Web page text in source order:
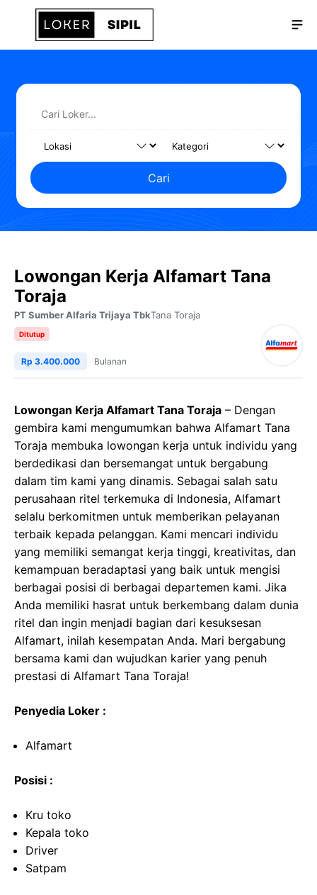
Langsung
Cari
Lowongan Kerja Alfamart Tana
Toraja
PT Sumber Alfaria Trijaya TbkTana Toraja
Ditutup
Rp 3.400.000 Bulanan
Lowongan Kerja Alfamart Tana Toraja – Dengan
gembira kami mengumumkan bahwa Alfamart Tana
Toraja membuka lowongan kerja untuk individu yang
berdedikasi dan bersemangat untuk bergabung
dalam tim kami yang dinamis. Sebagai salah satu
perusahaan ritel terkemuka di Indonesia, Alfamart
selalu berkomitmen untuk memberikan pelayanan
terbaik kepada pelanggan. Kami mencari individu
yang memiliki semangat kerja tinggi, kreativitas, dan
kemampuan beradaptasi yang baik untuk mengisi
berbagai posisi di berbagai departemen kami. Jika
Anda memiliki hasrat untuk berkembang dalam dunia
ritel dan ingin menjadi bagian dari kesuksesan
Alfamart, inilah kesempatan Anda. Mari bergabung
bersama kami dan wujudkan karier yang penuh
prestasi di Alfamart Tana Toraja!
Penyedia Loker :
Alfamart
Posisi :
Kru toko
Kepala toko
Driver
Satpam